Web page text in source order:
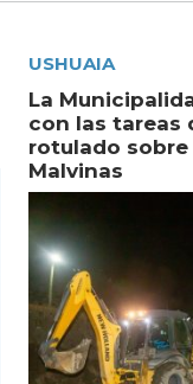
USHUAIA
La
con las tareas
rotulado sobre
Malvinas